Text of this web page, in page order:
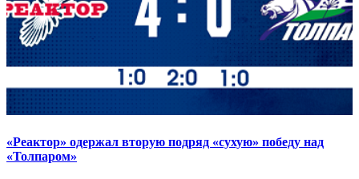
«Реактор» одержал вторую подряд «сухую» победу над
«Толпаром»